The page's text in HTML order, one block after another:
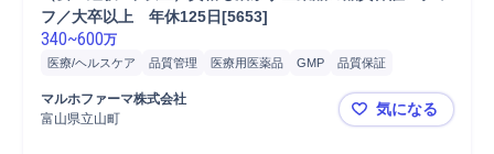
フ／大卒以上　年休125日[5653]
340~600万
医療/ヘルスケア 品質管理 医療用医薬品 GMP
品質保証
マルホファーマ株式会社
富山県立山町
（要・経験
気になる